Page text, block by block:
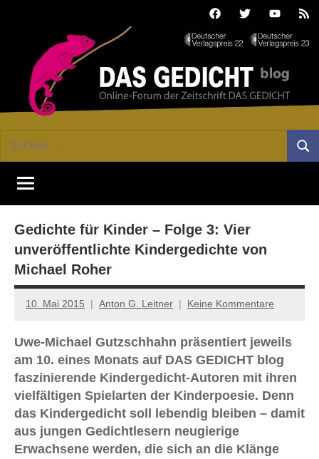
FacebookTwitterYoutube
GEDICHT
blog
Forum
von
DAS
Lyrik,
Essay
Suchen
Gedichte für Kinder – Folge 3: Vier
unveröffentlichte Kindergedichte von
Michael Roher
10. Mai 2015 Anton G. Leitner Keine Kommentare
Uwe-Michael Gutzschhahn präsentiert jeweils
am 10. eines Monats auf DAS GEDICHT blog
faszinierende Kindergedicht-Autoren mit ihren
vielfältigen Spielarten der Kinderpoesie. Denn
das Kindergedicht soll lebendig bleiben – damit
aus jungen Gedichtlesern neugierige
Erwachsene werden, die sich an die Klänge